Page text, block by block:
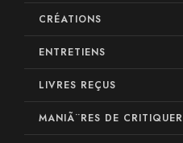
CRÉATIONS
ENTRETIENS
LIVRES REÇUS
MANIÃ¨RES DE CRITIQUER